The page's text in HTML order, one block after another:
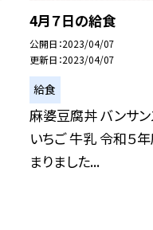
4月７日の給食
公開日 2023/04/07
更新日 2023/04/07
給食
麻婆豆腐丼 バンサ
いちご 牛乳 令和５
まりました...